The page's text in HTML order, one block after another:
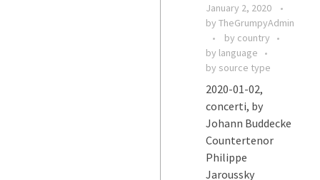
January 2, 2020
by TheGrumpyAdmin
by country
by language
by source type
2020-01-02,
concerti, by
Johann Buddecke
Countertenor
Philippe
Jaroussky